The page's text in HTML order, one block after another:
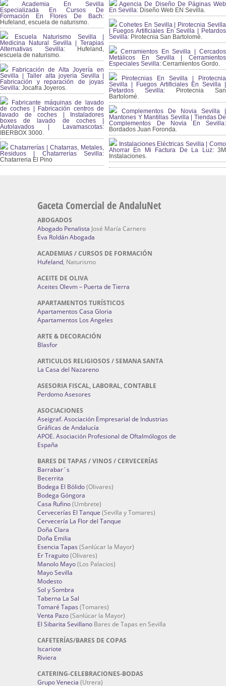
Academia En Sevilla
Especializada En Cursos De
Formación En Flores De Bach:
Hufeland, escuela de naturismo.
Escuela Naturismo Sevilla |
Medicina Natural Sevilla | Terapias
Alternativas Sevilla: Hufeland,
escuela de naturismo.
Fabricación de Alta Joyería en
Sevilla | Taller alta joyería Sevilla |
Fabricación y reparación de joyas
Sevilla: Jocafra Joyeros.
Fabricante máquinas de lavado
de coches | Fabricación centros de
lavado de coches | Instaladores
boxes de lavado de coches |
Autolavados | Lavamascotas:
IBERBOX 3000.
Chatarrerías | Chatarras, Metales,
Residuos | Chatarrerías Sevilla:
Chatarreria El Pino
Agencia De Diseño De Páginas Web
En Sevilla: Diseño Web EN Sevilla.
Cohetes En Sevilla | Pirotecnia Sevilla
| Fuegos Artificiales En Sevilla | Petardos
Sevilla: Pirotecnia San Bartolomé.
Cerramientos En Sevilla | Cercados
Metálicos En Sevilla | Cerramientos
Especiales Sevilla: Cerramientos Gordo.
Pirotecnias En Sevilla | Pirotecnia
Sevilla | Fuegos Artificiales En Sevilla |
Petardos Sevilla: Pirotecnia San
Bartolomé.
Complementos De Novia Sevilla |
Mantones Y Mantillas Sevilla | Tiendas De
Complementos De Novia En Sevilla:
Bordados Juan Foronda.
Instalaciones Eléctricas Sevilla | Como
Ahorrar En Mi Factura De La Luz:3M
Instalaciones.
Gaceta Comercial de AndaluNet
ABOGADOS
Abogado Penalista José María Carnero
Eva Roldán Abogada
ACADEMIAS / CURSOS DE FORMACIÓN
Hufeland, Naturismo
ACEITE DE OLIVA
Aceites Olevm – Puerta de Tierra
APARTAMENTOS TURÍSTICOS
Apartamentos Casa Gloria
Apartamentos Los Angeles
ARTE & DECORACIÓN
Blasfor
ARTICULOS RELIGIOSOS / SEMANA SANTA
La Casa del Nazareno
ASESORIA FISCAL, LABORAL, CONTABLE
Perdomo Asesores
ASOCIACIONES
Aseigraf. Asociación Empresarial de Industrias
Gráficas de Andalucía
APOE. Asociación Profesional de Oftalmólogos de
España
BARES DE TAPAS / VINOS / CERVECERÍAS
Barrabar´s
Becerrita
Bodega El Bólido(Olivares)
Bodega Góngora
Casa Rufino(Umbrete)
Cervecerías El Tanque (Sevilla y Tomares)
Cervecería La Flor del Tanque
Doña Clara
Doña Emilia
Esencia Tapas (Sanlúcar la Mayor)
Er Traguito(Olivares)
Manolo Mayo(Los Palacios)
Mayo Sevilla
Modesto
Sol y Sombra
Taberna La Sal
Tomaré Tapas (Tomares)
Venta Pazo(Sanlúcar la Mayor)
El Sibarita Sevillano Bares de Tapas en Sevilla
CAFETERÍAS/BARES DE COPAS
Iscariote
Riviera
CATERING-CELEBRACIONES-BODAS
Grupo Venecia (Utrera)